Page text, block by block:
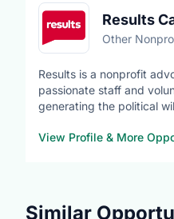
Results
Other
Results is a nonprofit
passionate staff and
generating the political
equitable access to
View Profile & More
Similar